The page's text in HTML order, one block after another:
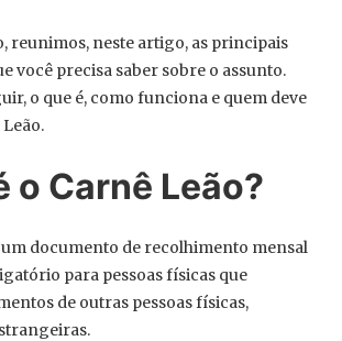
reunimos, neste artigo, as principais
você precisa saber sobre o assunto.
o que é, como funciona e quem deve
o Carnê Leão?
um documento de recolhimento mensal
para pessoas físicas que
de outras pessoas físicas,